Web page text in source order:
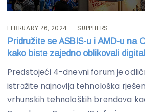
FEBRUARY 26, 2024 SUPPLIERS
Pridružite se ASBIS-u i AMD-u na
kako biste zajedno oblikovali
Predstojeći 4-dnevni forum je
istražite najnovija tehnološka
vrhunskih tehnoloških brendova